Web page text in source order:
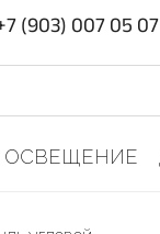
(903) 007 05 07
ОСВЕЩЕНИЕ